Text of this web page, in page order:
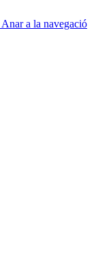
Anar a la navegació